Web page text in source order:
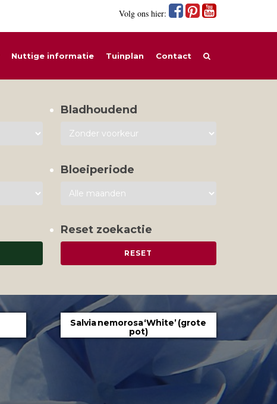
Volg ons hier:
Nuttige informatie Tuinplan Contact
Bladhoudend
Bloeiperiode
Reset zoekactie
Salvia nemorosa ‘White’ (grote
pot)